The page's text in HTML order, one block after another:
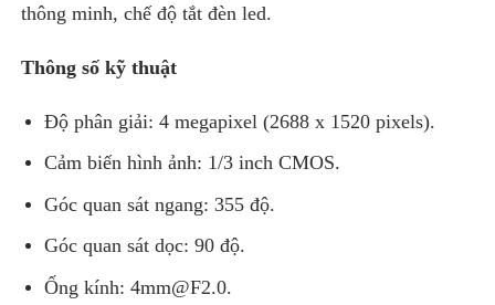
thông minh, chế độ tắt đèn led.
Thông số kỹ thuật
Độ phân giải: 4 megapixel (2688 x 1520 pixels).
Cảm biến hình ảnh: 1/3 inch CMOS.
Góc quan sát ngang: 355 độ.
Góc quan sát dọc: 90 độ.
Ống kính: 4mm@F2.0.